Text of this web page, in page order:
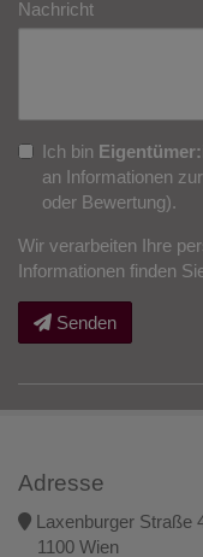
Ich bin
an Informationen
Wir verarbeiten Ihre
Informationen finden Sie
Adresse
Laxenburger Straße